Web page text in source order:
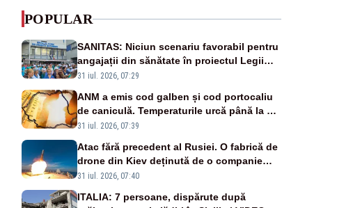
POPULAR
SANITAS: Niciun scenariu favorabil pentru
angajații din sănătate în proiectul Legii
salarizării
31 iul. 2026, 07:29
ANM a emis cod galben și cod portocaliu
de caniculă. Temperaturile urcă până la 38
de grade, iar nopțile devin tropicale
31 iul. 2026, 07:39
Atac fără precedent al Rusiei. O fabrică de
drone din Kiev deținută de o companie
americană, distrusă de o rachetă rusească
31 iul. 2026, 07:40
ITALIA: 7 persoane, dispărute după